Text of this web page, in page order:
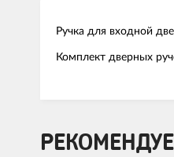
Ручка для входной
Комплект дверных